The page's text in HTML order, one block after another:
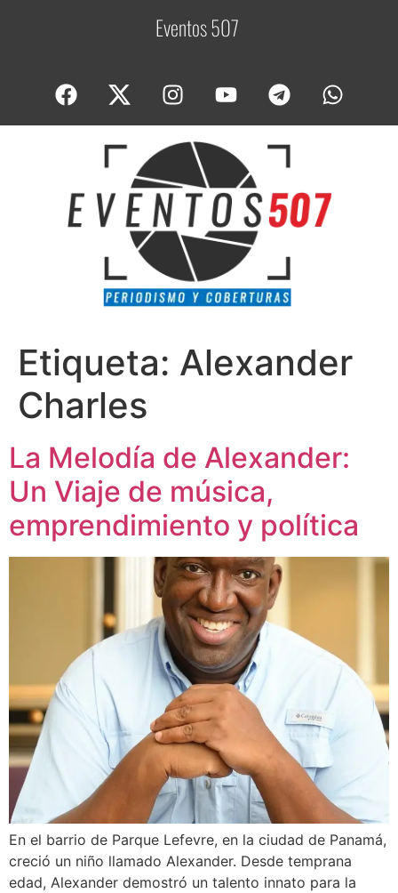
Eventos 507C
Etiqueta: Alexander
Charles
La Melodía de Alexander:
Un Viaje de música,
emprendimiento y política
En el barrio de Parque Lefevre, en la ciudad de Panamá,
creció un niño llamado Alexander. Desde temprana
edad, Alexander demostró un talento innato para la